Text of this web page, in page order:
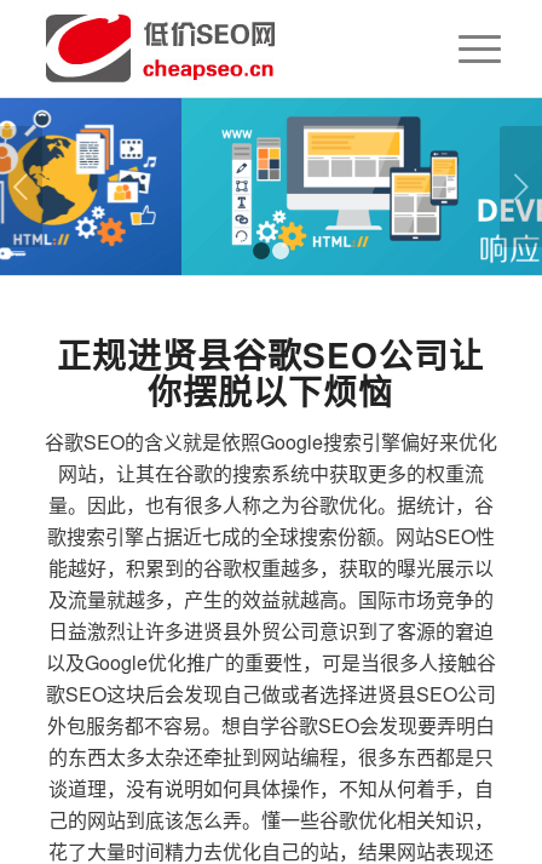
下一页
正规进贤县谷歌SEO公司让
你摆脱以下烦恼
谷歌SEO的含义就是依照Google搜索引擎偏好来优化
网站，让其在谷歌的搜索系统中获取更多的权重流
量。因此，也有很多人称之为谷歌优化。据统计，谷
歌搜索引擎占据近七成的全球搜索份额。网站SEO性
能越好，积累到的谷歌权重越多，获取的曝光展示以
及流量就越多，产生的效益就越高。国际市场竞争的
日益激烈让许多进贤县外贸公司意识到了客源的窘迫
以及Google优化推广的重要性，可是当很多人接触谷
歌SEO这块后会发现自己做或者选择进贤县SEO公司
外包服务都不容易。想自学谷歌SEO会发现要弄明白
的东西太多太杂还牵扯到网站编程，很多东西都是只
谈道理，没有说明如何具体操作，不知从何着手，自
己的网站到底该怎么弄。懂一些谷歌优化相关知识，
花了大量时间精力去优化自己的站，结果网站表现还